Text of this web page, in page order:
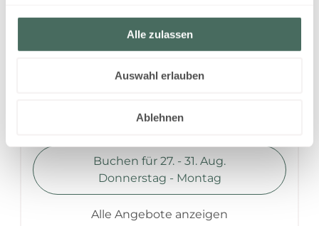
Alle zulassen
Auswahl erlauben
Ablehnen
Verfügbar vom 27. - 31. Aug.
1.400,00 EUR
Buchen für 27. - 31. Aug.
Donnerstag - Montag
Alle Angebote anzeigen